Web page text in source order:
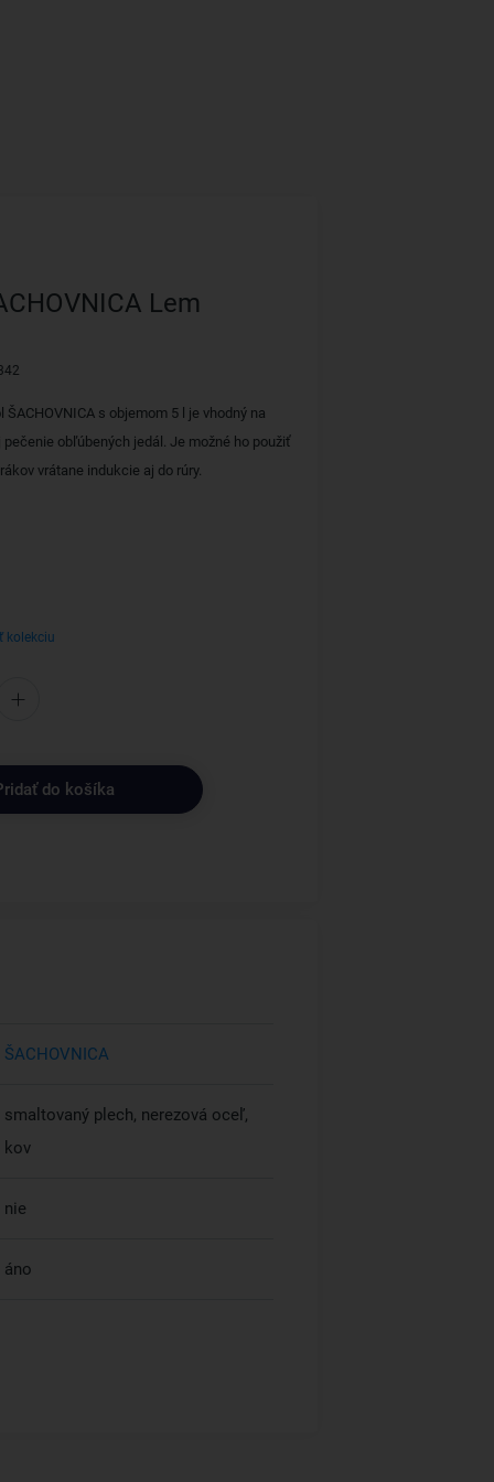
Lem
ŠACHOVNICA s objemom 5 l je vhodný na
pečenie obľúbených jedál. Je možné ho použiť
vrátane indukcie aj do rúry.
kolekciu
do košíka
ŠACHOVNICA
smaltovaný plech, nerezová oceľ,
kov
nie
áno